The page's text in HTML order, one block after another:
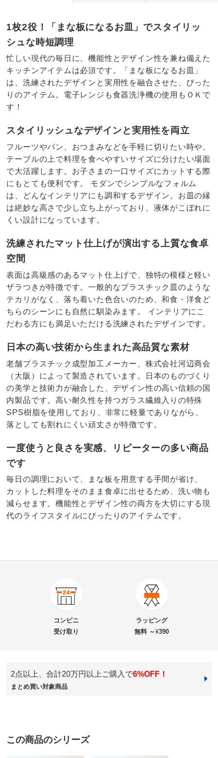
1枚2役！「まな板になるお皿」でスタイリッ
シュな時短調理
忙しい現代の毎日に、機能性とデザイン性を兼ね備えた
キッチンアイテムは必須です。「まな板になるお皿」
は、洗練されたデザインと実用性を融合させた、ぴった
りのアイテム。電子レンジも食器洗浄機の使用もＯＫで
す！
スタイリッシュなデザインと実用性を両立
フルーツやパン、おつまみなどを手軽に切りたい時や、
テーブルの上で料理を食べやすいサイズに分けたい場面
で大活躍します。お子さまの一口サイズにカットする際
にもとても便利です。 モダンでシンプルなフォルム
は、どんなインテリアにも調和するデザイン。お皿の縁
は絶妙な高さで少し立ち上がっており、液体がこぼれに
くい設計になっています。
洗練されたマット仕上げが演出する上質な食卓
空間
表面は高級感のあるマット仕上げで、独特の模様と軽い
ザラつきが特徴です。一般的なプラスチック皿のような
テカリがなく、落ち着いた色合いのため、和食・洋食ど
ちらのシーンにも自然に馴染みます。 インテリアにこ
だわる方にも満足いただける洗練されたデザインです。
日本の高い技術から生まれた高品質な素材
老舗プラスチック成型加工メーカー、株式会社河辺商会
（大阪）によって製造されています。日本のものづくり
の美学と技術力が融合した、デザイン性の高い信頼の国
内製品です。高い耐久性を持つガラス繊維入りの特殊
SPS樹脂を使用しており、非常に軽量でありながら、
落としても割れにくい頑丈さが特徴です。
一度使うと良さを実感、リピーターの多い商品
です
毎日の調理において、まな板を用意する手間が省け、
カットした料理をそのまま食卓に出せるため、洗い物も
減らせます。機能性とデザイン性の両方を大切にする現
代のライフスタイルにぴったりのアイテムです。
900-H012-04
まな板になるお皿 CHOPLATE 小 同色2枚組 電子
価格 ¥3,740 税込 ¥3,400 税抜
送料・送料種
基本配送料：¥
■色：（ア）ブラック （イ）グレー
ブラック
包丁を使っても 気軽に気にせずに利用できます。
コンビニ
受け取り
ラッピング
無料 ～¥390
2点以上、合計20万円以上ご購入で6%OFF！
まとめ買い対象商品
この商品のシリーズ